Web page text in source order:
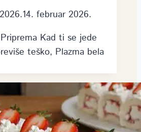
14. februar 2026.
Kad ti se jede
teško, Plazma bela